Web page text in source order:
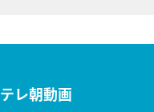
テレ朝動画